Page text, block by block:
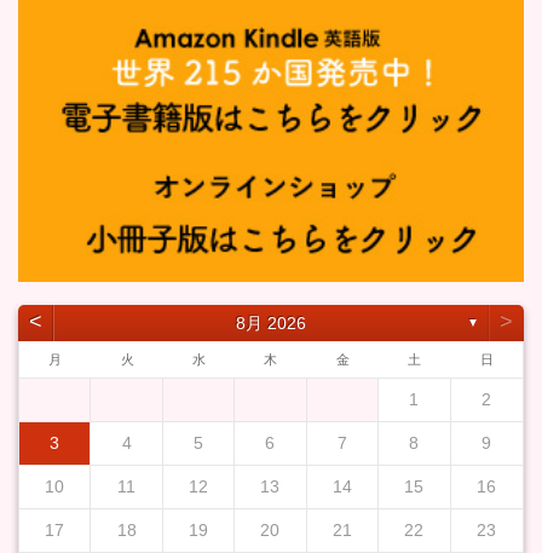
˂ 8月 2026 ▼ ˃
月 火 水 木 金 土 日
1 2
3 4 5 6 7 8 9
10 11 12 13 14 15 16
17 18 19 20 21 22 23